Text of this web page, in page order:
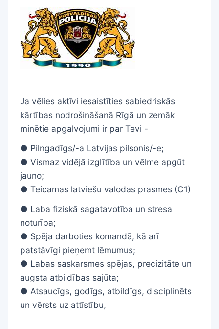
Ja vēlies aktīvi iesaistīties sabiedriskās
kārtības nodrošināšanā Rīgā un zemāk
minētie apgalvojumi ir par Tevi -
● Pilngadīgs/-a Latvijas pilsonis/-e;
● Vismaz vidējā izglītība un vēlme apgūt
jauno;
● Teicamas latviešu valodas prasmes (C1)
● Laba fiziskā sagatavotība un stresa
noturība;
● Spēja darboties komandā, kā arī
patstāvīgi pieņemt lēmumus;
● Labas saskarsmes spējas, precizitāte un
augsta atbildības sajūta;
● Atsaucīgs, godīgs, atbildīgs, disciplinēts
un vērsts uz attīstību,